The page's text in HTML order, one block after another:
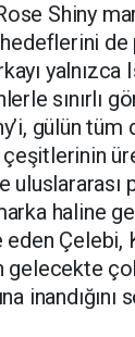
Shiny
de
yalnızca
sınırlı
gülün tüm
çeşitlerinin
uluslararası
haline
eden Çelebi,
gelecekte
inandığını